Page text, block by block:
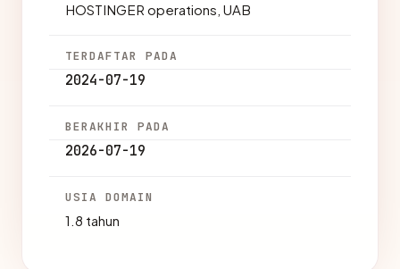
HOSTINGER operations, UAB
TERDAFTAR PADA
2024-07-19
BERAKHIR PADA
2026-07-19
USIA DOMAIN
1.8 tahun